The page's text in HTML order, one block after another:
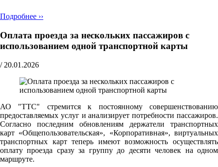
Подробнее ››
Оплата проезда за нескольких пассажиров с
использованием одной транспортной карты
/ 20.01.2026
АО "ТТС" стремится к постоянному совершенствованию
предоставляемых услуг и анализирует потребности пассажиров.
Согласно последним обновлениям держатели транспортных
карт «Общепользовательская», «Корпоративная», виртуальных
транспортных карт теперь имеют возможность осуществлять
оплату проезда сразу за группу до десяти человек на одном
маршруте.